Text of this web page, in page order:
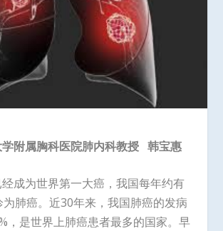
附属胸科医院肺内科教授 韩宝惠
成为世界第一大癌，我国每年约有
肺癌。近30年来，我国肺癌的发病
，是世界上肺癌患者最多的国家。早